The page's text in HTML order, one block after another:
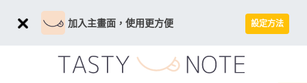
加入主畫面，使用更方便 設定方法